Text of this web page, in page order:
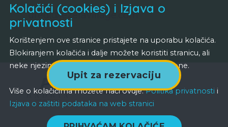
ured@jezeravillage.com
All Right Reserved 2026
Hadria d.o.o.
Upit za rezervaciju
Kolačići (cookies) i Izjava o
privatnosti
Korištenjem ove stranice pristajete na uporabu kolačića.
Blokiranjem kolačića i dalje možete koristiti stranicu, ali
neke njezine funkcionalnosti neće biti dostupne.
Više o kolačićima možete naći ovdje:Politika privatnosti i
Izjava o zaštiti podataka na web stranici